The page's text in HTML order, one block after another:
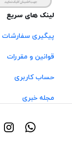
لینک های سریع
پیگیری سفارشات
قوانین و مقررات
حساب کاربری
مجله خبری